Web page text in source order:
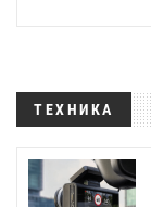
ТЕХНИКА